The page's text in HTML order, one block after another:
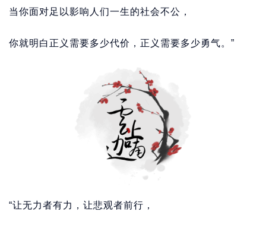
当你面对足以影响人们一生的社会不公，
你就明白正义需要多少代价，正义需要多少勇气。”
“让无力者有力，让悲观者前行，